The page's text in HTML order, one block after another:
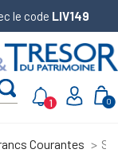
le code LIV149
0
1
Courantes